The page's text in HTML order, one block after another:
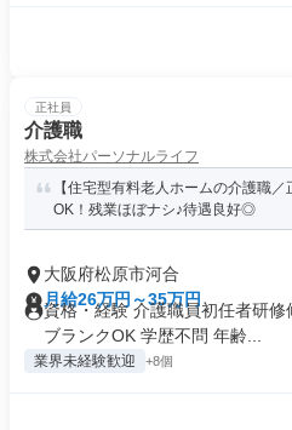
正社員
介護職
株式会社パーソナルライフ
【住宅型有料老人ホームの介護職
OK！残業ほぼナシ♪待遇良好◎
大阪府松原市河合
月給26万円～35万円
資格・経験 介護職員初任者研
ブランクOK 学歴不問 年齢...
業界未経験歓迎 +8個